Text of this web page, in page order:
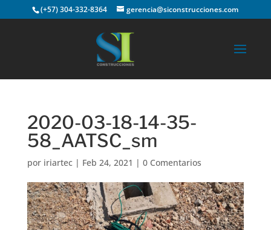
(+57) 304-332-8364 gerencia@siconstrucciones.com
2020-03-18-14-35-
58_AATSC_sm
por iriartec| Feb 24, 2021 | 0 Comentarios